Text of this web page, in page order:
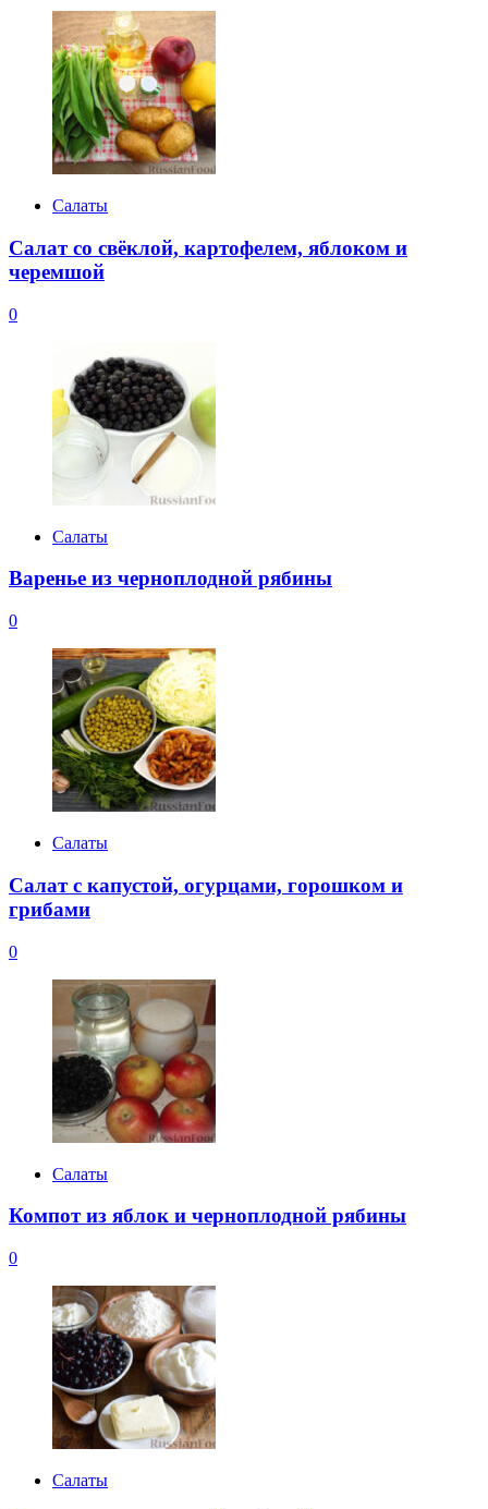
Салаты
Салат со свёклой, картофелем, яблоком и
черемшой
0
Салаты
Варенье из черноплодной рябины
0
Салаты
Салат с капустой, огурцами, горошком и
грибами
0
Салаты
Компот из яблок и черноплодной рябины
0
Салаты